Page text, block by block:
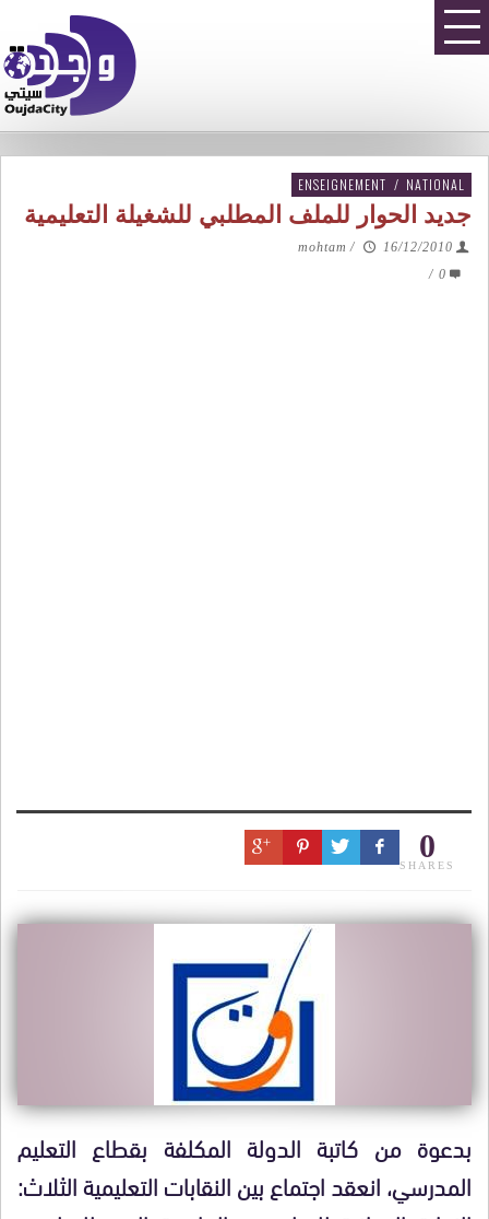
ENSEIGNEMENT / NATIONAL
جديد الحوار للملف المطلبي للشغيلة التعليمية
mohtam /
16/12/2010
0
/
0
SHARES
بدعوة من كاتبة الدولة المكلفة بقطاع التعليم
المدرسي، انعقد اجتماع بين النقابات التعليمية الثلاث: